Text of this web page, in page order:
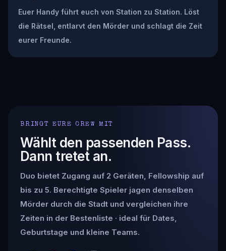
Euer Handy führt euch von Station zu Station. Löst
die Rätsel, entlarvt den Mörder und schlagt die Zeit
eurer Freunde.
BRINGT EURE CREW MIT
Wählt den passenden Pass.
Dann tretet an.
Duo bietet Zugang auf 2 Geräten, Fellowship auf
bis zu 5. Berechtigte Spieler jagen denselben
Mörder durch die Stadt und vergleichen ihre
Zeiten in der Bestenliste · ideal für Dates,
Geburtstage und kleine Teams.